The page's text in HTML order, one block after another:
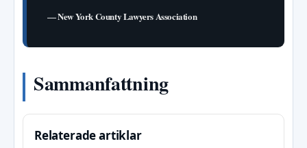
—New York County Lawyers Association
Sammanfattning
Relaterade artiklar